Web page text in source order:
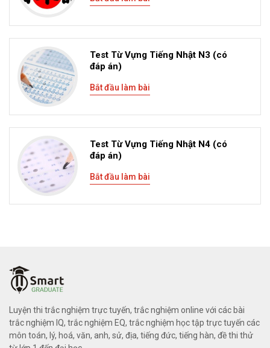
Test Từ Vựng Tiếng Nhật N3 (có
đáp án)
Bắt đầu làm bài
Test Từ Vựng Tiếng Nhật N4 (có
đáp án)
Bắt đầu làm bài
Luyện thi trắc nghiệm trực tuyến, trắc nghiệm online với các bài
trắc nghiệm IQ, trắc nghiệm EQ, trắc nghiệm học tập trực tuyến các
môn toán, lý, hoá, văn, anh, sử, địa, tiếng đức, tiếng hàn, đề thi thử